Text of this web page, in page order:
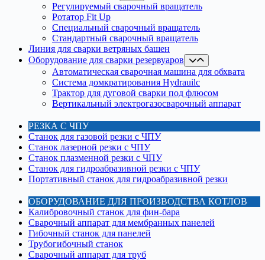
Регулируемый сварочный вращатель
Ротатор Fit Up
Специальный сварочный вращатель
Стандартный сварочный вращатель
Линия для сварки ветряных башен
Оборудование для сварки резервуаров
Автоматическая сварочная машина для обхвата
Система домкратирования Hydrauilc
Трактор для дуговой сварки под флюсом
Вертикальный электрогазосварочный аппарат
РЕЗКА С ЧПУ
Станок для газовой резки с ЧПУ
Станок лазерной резки с ЧПУ
Станок плазменной резки с ЧПУ
Станок для гидроабразивной резки с ЧПУ
Портативный станок для гидроабразивной резки
ОБОРУДОВАНИЕ ДЛЯ ПРОИЗВОДСТВА КОТЛОВ
Калибровочный станок для фин-бара
Сварочный аппарат для мембранных панелей
Гибочный станок для панелей
Трубогибочный станок
Сварочный аппарат для труб